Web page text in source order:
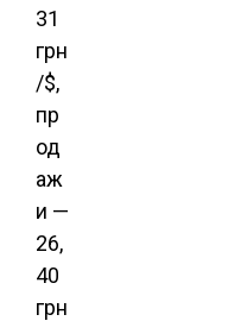
31
грн
/$,
пр
од
аж
и —
26,
40
грн